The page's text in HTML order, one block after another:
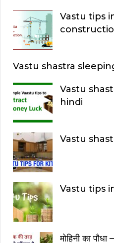
Vastu tips
Vastu shastra
Vastu
hindi
Vastu
Vastu tips
मोहिनी का